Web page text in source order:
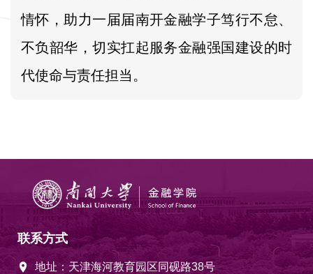
情怀，助力一届届南开金融学子笃行不怠、
不负韶华，切实扛起服务金融强国建设的时
代使命与责任担当。
联系方式
地址：天津海河教育园区同砚路38号